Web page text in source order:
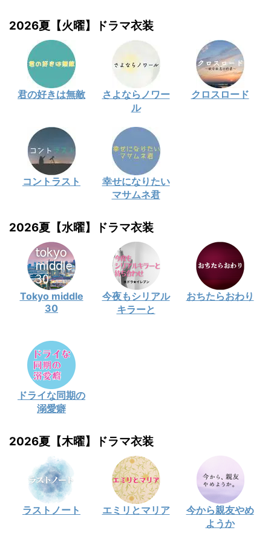
2026夏【火曜】ドラマ衣装
君の好きは無敵
さよならノワー
ル
クロスロード
コントラスト
幸せになりたい
マサムネ君
2026夏【水曜】ドラマ衣装
Tokyo middle
30
今夜もシリアル
キラーと
おちたらおわり
ドライな同期の
溺愛癖
2026夏【木曜】ドラマ衣装
ラストノート エミリとマリア
今から親友やめ
ようか